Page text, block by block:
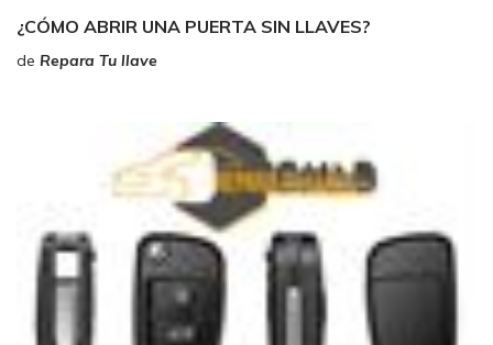
¿CÓMO ABRIR UNA PUERTA SIN LLAVES?
de Repara Tu llave